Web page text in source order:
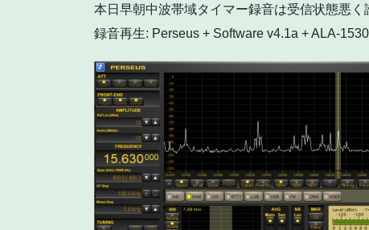
本日早朝中波帯域タイマー録音は受信状態悪
録音再生: Perseus + Software v4.1a + ALA-1530